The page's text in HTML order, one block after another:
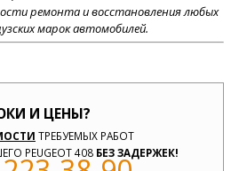
ремонта и восстановления любых
марок автомобилей.
И ЦЕНЫ?
ТРЕБУЕМЫХ РАБОТ
PEUGEOT 408 БЕЗ ЗАДЕРЖЕК!